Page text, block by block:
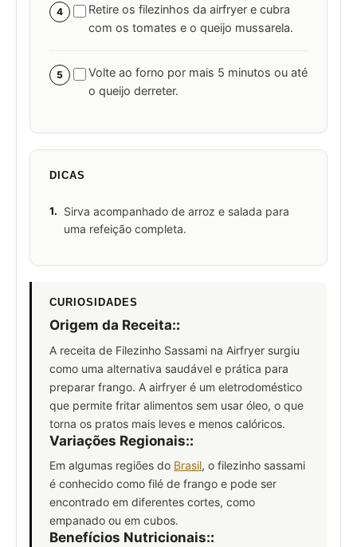
4
Retire os filezinhos da airfryer e cubra
com os tomates e o queijo mussarela.
5
Volte ao forno por mais 5 minutos ou até
o queijo derreter.
DICAS
1.
Sirva acompanhado de arroz e salada para
uma refeição completa.
CURIOSIDADES
Origem da Receita::
A receita de Filezinho Sassami na Airfryer surgiu
como uma alternativa saudável e prática para
preparar frango. A airfryer é um eletrodoméstico
que permite fritar alimentos sem usar óleo, o que
torna os pratos mais leves e menos calóricos.
Variações Regionais::
Em algumas regiões do Brasil, o filezinho sassami
é conhecido como filé de frango e pode ser
encontrado em diferentes cortes, como
empanado ou em cubos.
Benefícios Nutricionais::